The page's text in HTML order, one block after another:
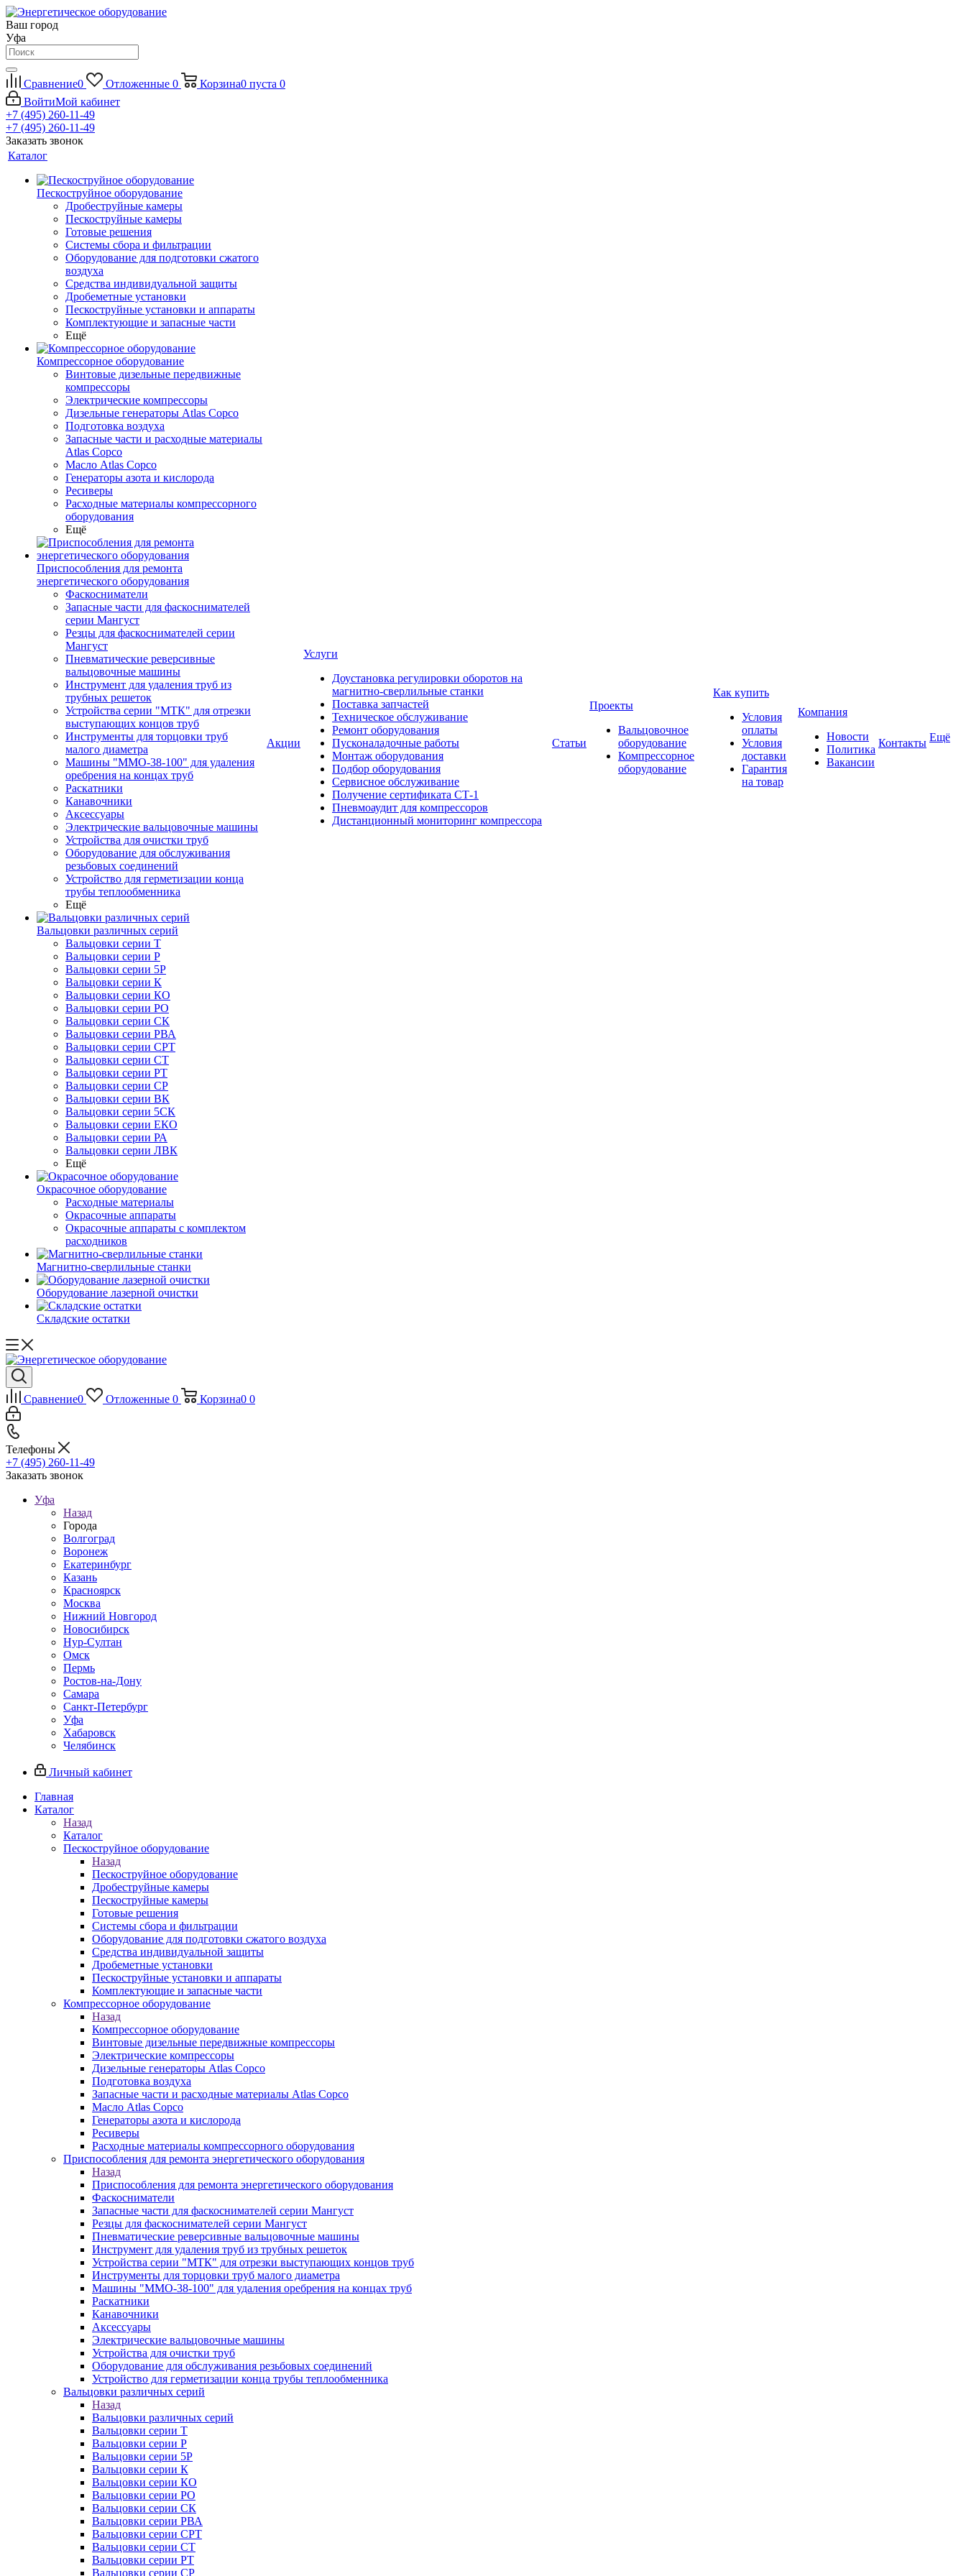
Ваш город
Уфа
Сравнение0 Отложенные 0 Корзина0 пуста 0
ВойтиМой кабинет
+7 (495) 260-11-49
+7 (495) 260-11-49
Заказать звонок
Каталог
Пескоструйное оборудование
Дробеструйные камеры
Пескоструйные камеры
Готовые решения
Системы сбора и фильтрации
Оборудование для подготовки сжатого
воздуха
Средства индивидуальной защиты
Дробеметные установки
Пескоструйные установки и аппараты
Комплектующие и запасные части
Ещё
Компрессорное оборудование
Винтовые дизельные передвижные
компрессоры
Электрические компрессоры
Дизельные генераторы Atlas Copco
Подготовка воздуха
Запасные части и расходные материалы
Atlas Copco
Масло Atlas Copco
Генераторы азота и кислорода
Ресиверы
Расходные материалы компрессорного
оборудования
Ещё
Приспособления для ремонта
энергетического оборудования
Фаскосниматели
Запасные части для фаскоснимателей
серии Мангуст
Резцы для фаскоснимателей серии
Мангуст
Пневматические реверсивные
вальцовочные машины
Инструмент для удаления труб из
трубных решеток
Устройства серии "МТК" для отрезки
выступающих концов труб
Инструменты для торцовки труб
малого диаметра
Машины "ММО-38-100" для удаления
оребрения на концах труб
Раскатники
Канавочники
Аксессуары
Электрические вальцовочные машины
Устройства для очистки труб
Оборудование для обслуживания
резьбовых соединений
Устройство для герметизации конца
трубы теплообменника
Ещё
Вальцовки различных серий
Вальцовки серии Т
Вальцовки серии Р
Вальцовки серии 5Р
Вальцовки серии К
Вальцовки серии КО
Вальцовки серии РО
Вальцовки серии СК
Вальцовки серии РВА
Вальцовки серии СРТ
Вальцовки серии СТ
Вальцовки серии РТ
Вальцовки серии СР
Вальцовки серии ВК
Вальцовки серии 5СК
Вальцовки серии ЕКО
Вальцовки серии РА
Вальцовки серии ЛВК
Ещё
Окрасочное оборудование
Расходные материалы
Окрасочные аппараты
Окрасочные аппараты с комплектом
расходников
Магнитно-сверлильные станки
Оборудование лазерной очистки
Складские остатки
Акции
Услуги
Доустановка регулировки оборотов на
магнитно-сверлильные станки
Поставка запчастей
Техническое обслуживание
Ремонт оборудования
Пусконаладочные работы
Монтаж оборудования
Подбор оборудования
Сервисное обслуживание
Получение сертификата СТ-1
Пневмоаудит для компрессоров
Дистанционный мониторинг компрессора
Статьи
Проекты
Вальцовочное
оборудование
Компрессорное
оборудование
Как купить
Условия
оплаты
Условия
доставки
Гарантия
на товар
Компания
Новости
Политика
Вакансии
Контакты Ещё
Сравнение0 Отложенные 0 Корзина0 0
Телефоны
+7 (495) 260-11-49
Заказать звонок
Уфа
Назад
Города
Волгоград
Воронеж
Екатеринбург
Казань
Красноярск
Москва
Нижний Новгород
Новосибирск
Нур-Султан
Омск
Пермь
Ростов-на-Дону
Самара
Санкт-Петербург
Уфа
Хабаровск
Челябинск
Личный кабинет
Главная
Каталог
Назад
Каталог
Пескоструйное оборудование
Назад
Пескоструйное оборудование
Дробеструйные камеры
Пескоструйные камеры
Готовые решения
Системы сбора и фильтрации
Оборудование для подготовки сжатого воздуха
Средства индивидуальной защиты
Дробеметные установки
Пескоструйные установки и аппараты
Комплектующие и запасные части
Компрессорное оборудование
Назад
Компрессорное оборудование
Винтовые дизельные передвижные компрессоры
Электрические компрессоры
Дизельные генераторы Atlas Copco
Подготовка воздуха
Запасные части и расходные материалы Atlas Copco
Масло Atlas Copco
Генераторы азота и кислорода
Ресиверы
Расходные материалы компрессорного оборудования
Приспособления для ремонта энергетического оборудования
Назад
Приспособления для ремонта энергетического оборудования
Фаскосниматели
Запасные части для фаскоснимателей серии Мангуст
Резцы для фаскоснимателей серии Мангуст
Пневматические реверсивные вальцовочные машины
Инструмент для удаления труб из трубных решеток
Устройства серии "МТК" для отрезки выступающих концов труб
Инструменты для торцовки труб малого диаметра
Машины "ММО-38-100" для удаления оребрения на концах труб
Раскатники
Канавочники
Аксессуары
Электрические вальцовочные машины
Устройства для очистки труб
Оборудование для обслуживания резьбовых соединений
Устройство для герметизации конца трубы теплообменника
Вальцовки различных серий
Назад
Вальцовки различных серий
Вальцовки серии Т
Вальцовки серии Р
Вальцовки серии 5Р
Вальцовки серии К
Вальцовки серии КО
Вальцовки серии РО
Вальцовки серии СК
Вальцовки серии РВА
Вальцовки серии СРТ
Вальцовки серии СТ
Вальцовки серии РТ
Вальцовки серии СР